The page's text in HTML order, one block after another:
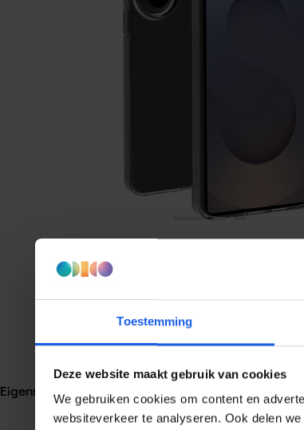
Toestemming
Deze website maakt gebruik van cookies
We gebruiken cookies om content en
websiteverkeer te analyseren. Ook delen
Eigenschappen